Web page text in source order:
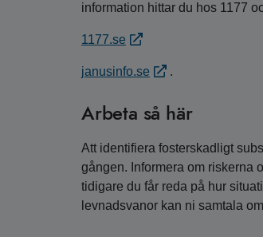
information hittar du hos 1177
1177.se
janusinfo.se .
Arbeta så här
Att identifiera fosterskadligt
gången. Informera om riskerna
tidigare du får reda på hur
levnadsvanor kan ni samtala